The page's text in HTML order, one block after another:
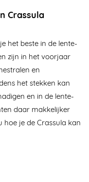
Crassula
het beste in de lente-
zijn in het voorjaar
en
het stekken kan
en in de lente-
daar makkelijker
hoe je de Crassula kan